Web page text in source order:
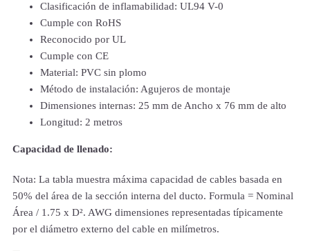
Clasificación de inflamabilidad: UL94 V-0
Cumple con RoHS
Reconocido por UL
Cumple con CE
Material: PVC sin plomo
Método de instalación: Agujeros de montaje
Dimensiones internas: 25 mm de Ancho x 76 mm de alto
Longitud: 2 metros
Capacidad de llenado:
Nota: La tabla muestra máxima capacidad de cables basada en
50% del área de la sección interna del ducto. Formula = Nominal
Área / 1.75 x D². AWG dimensiones representadas típicamente
por el diámetro externo del cable en milímetros.